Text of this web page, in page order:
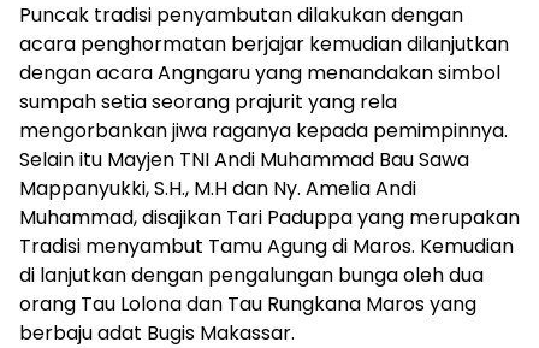
Puncak tradisi penyambutan dilakukan dengan
acara penghormatan berjajar kemudian dilanjutkan
dengan acara Angngaru yang menandakan simbol
sumpah setia seorang prajurit yang rela
mengorbankan jiwa raganya kepada pemimpinnya.
Selain itu Mayjen TNI Andi Muhammad Bau Sawa
Mappanyukki, S.H., M.H dan Ny. Amelia Andi
Muhammad, disajikan Tari Paduppa yang merupakan
Tradisi menyambut Tamu Agung di Maros. Kemudian
di lanjutkan dengan pengalungan bunga oleh dua
orang Tau Lolona dan Tau Rungkana Maros yang
berbaju adat Bugis Makassar.